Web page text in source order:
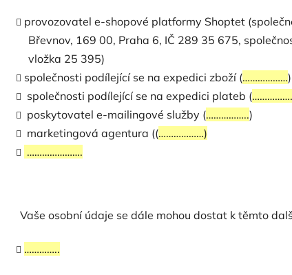
provozovatel e-shopové platformy Shoptet
Břevnov, 169 00, Praha 6, IČ 289 35 675,
vložka 25 395)
společnosti podílející se na expedici zboží (………………)
společnosti podílející se na expedici plateb (
poskytovatel e-mailingové služby (……………..)
marketingová agentura ((………………)
………………….
Vaše osobní údaje se dále mohou dostat k těmto
…………..